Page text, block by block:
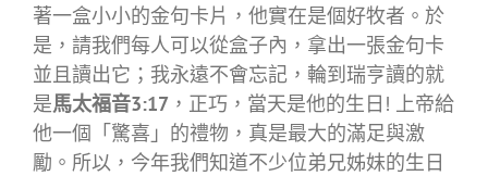
著一盒小小的金句卡片，他實在是個好牧者。於
是，請我們每人可以從盒子內，拿出一張金句卡
並且讀出它；我永遠不會忘記，輪到瑞亨讀的就
是馬太福音3:17 ，正巧，當天是他的生日! 上帝給
他一個「驚喜」的禮物，真是最大的滿足與激
勵。所以，今年我們知道不少位弟兄姊妹的生日